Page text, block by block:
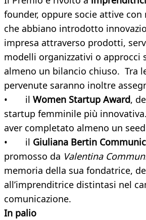
founder, oppure socie attive
che abbiano introdotto
impresa attraverso prodotti,
modelli organizzativi o approcci
almeno un bilancio chiuso. Tra
pervenute saranno inoltre
• il Women Startup Award,
startup femminile più
aver completato almeno un
• il Giuliana Bertin
promosso da Valentina
memoria della sua fondatrice,
all’imprenditrice distintasi nel
comunicazione.
In palio